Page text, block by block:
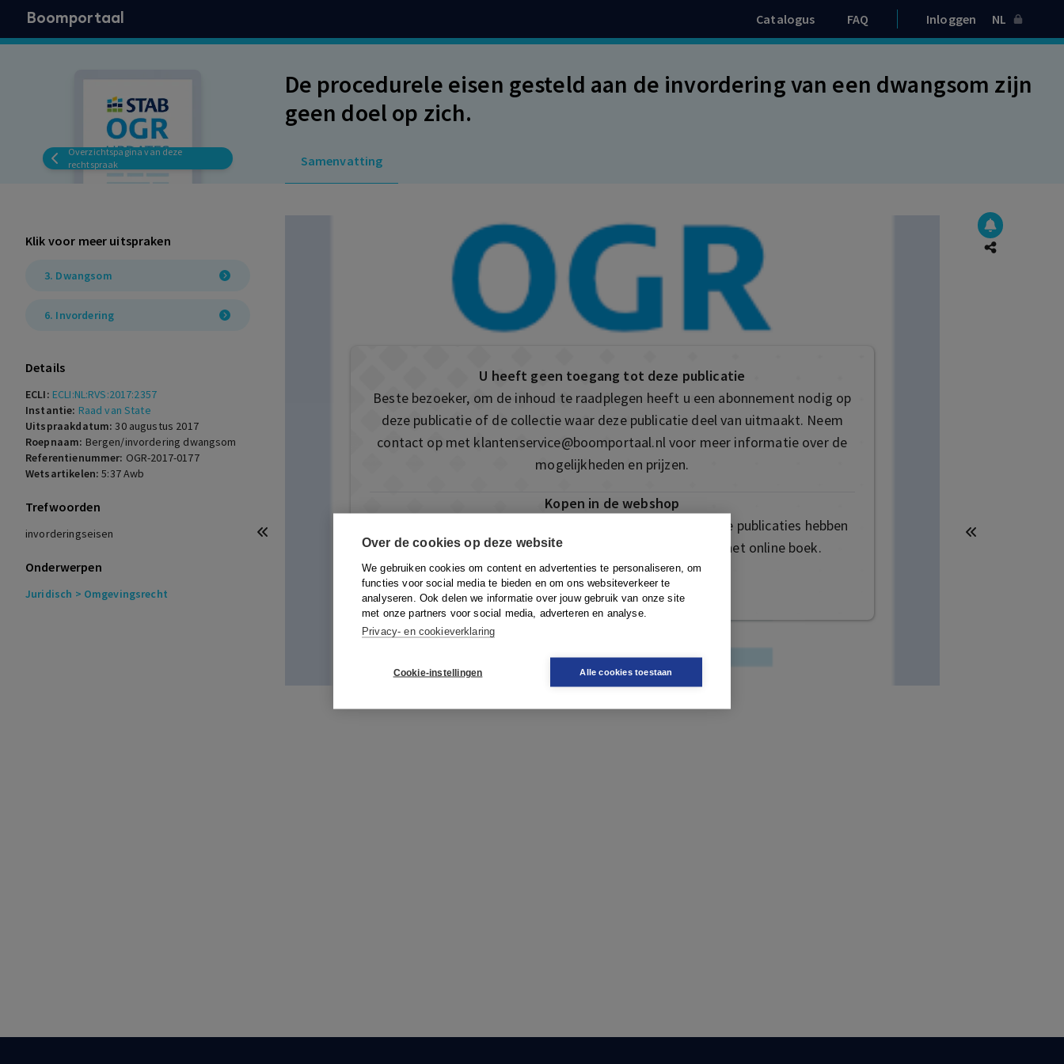
Over de cookies op deze website
We gebruiken cookies om content en advertenties te personaliseren, om
functies voor social media te bieden en om ons websiteverkeer te
analyseren. Ook delen we informatie over jouw gebruik van onze site
met onze partners voor social media, adverteren en analyse.
Privacy- en cookieverklaring
Cookie-instellingen Alle cookies toestaan
Boomportaal Catalogus FAQ Inloggen NL
Overzichtspagina van deze
rechtspraak
De procedurele eisen gesteld aan de invordering van een dwangsom zijn
geen doel op zich.
Samenvatting
Klik voor meer uitspraken
3. Dwangsom
6. Invordering
Details
ECLI: ECLI:NL:RVS:2017:2357
Instantie: Raad van State
Uitspraakdatum:30 augustus 2017
Roepnaam: Bergen/invordering dwangsom
Referentienummer: OGR-2017-0177
Wetsartikelen:5:37 Awb
Trefwoorden
invorderingseisen
Onderwerpen
Juridisch > Omgevingsrecht
U heeft geen toegang tot deze publicatie
Beste bezoeker, om de inhoud te raadplegen heeft u een abonnement nodig op
deze publicatie of de collectie waar deze publicatie deel van uitmaakt. Neem
contact op met klantenservice@boomportaal.nlvoor meer informatie over de
mogelijkheden en prijzen.
Kopen in de webshop
Deze publicatie is ook te vinden in onze webshop. Sommige publicaties hebben
ook de mogelijkheid om direct toegang te kopen tot het online boek.
Naar de webshop